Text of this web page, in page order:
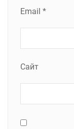
Email *
Сайт